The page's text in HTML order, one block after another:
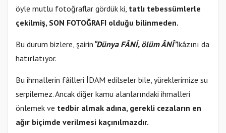
öyle mutlu fotoğraflar gördük ki, tatlı tebessümlerle
çekilmiş, SON FOTOĞRAFI olduğu bilinmeden.
Bu durum bizlere, şairin “Dünya FÂNİ, ölüm ÂNÎ”ikâzını da
hatırlatıyor.
Bu ihmallerin fâilleri İDAM edilseler bile, yüreklerimize su
serpilemez. Ancak diğer kamu alanlarındaki ihmalleri
önlemek ve tedbir almak adına, gerekli cezaların en
ağır biçimde verilmesi kaçınılmazdır.